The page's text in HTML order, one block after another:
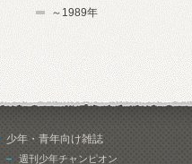
～1989年
少年・青年向け雑誌
週刊少年チャンピオン